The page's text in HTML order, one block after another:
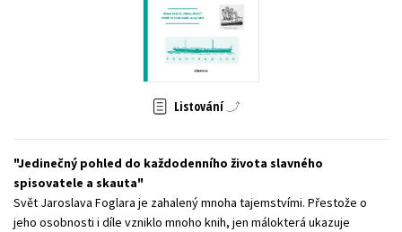
Zahraniční literatura
Všechny tituly
Listování
Jedinečný pohled do každodenního života slavného
spisovatele a skauta
Svět Jaroslava Foglara je zahalený mnoha tajemstvími. Přestože o
jeho osobnosti i díle vzniklo mnoho knih, jen málokterá ukazuje